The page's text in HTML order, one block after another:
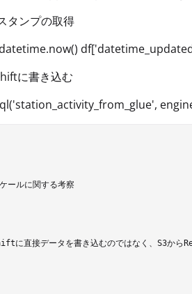
タンプの取得
に書き込む
ールに関する考察
に直接データを書き込むのではなく、S3から